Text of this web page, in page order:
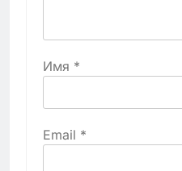
Имя *
Email *